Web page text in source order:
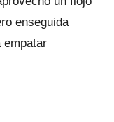
enseguida
empatar